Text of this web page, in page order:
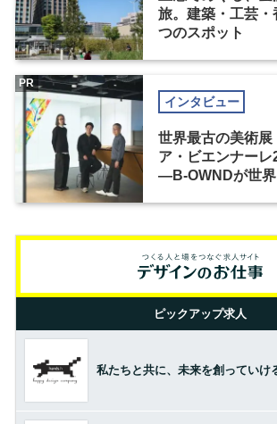
旅。建築・工芸・
つのスポット
インタビュー
世界最古の美術展
ア・ビエンナー
―B-OWNDが世界
PR
ピックアップ求人
私たちと共に、未来を創っていけ